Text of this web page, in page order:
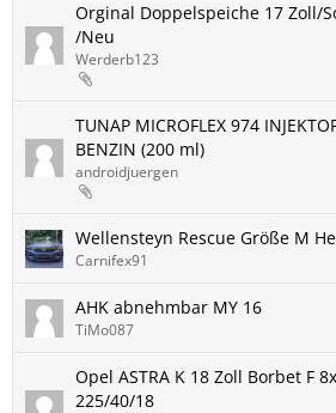
Orginal Doppelspeiche 17 Zoll/
/Neu
Werderb123
TUNAP MICROFLEX 974
BENZIN (200 ml)
androidjuergen
Wellensteyn Rescue Größe M
Carnifex91
AHK abnehmbar MY 16
TiMo087
Opel ASTRA K 18 Zoll Borbet F
225/40/18